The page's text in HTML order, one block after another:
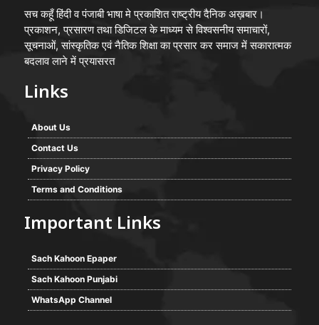
सच कहूँ हिंदी व पंजाबी भाषा मे प्रकाशित राष्ट्रीय दैनिक अख़बार।
प्रकाशन, प्रसारण तथा डिजिटल के माध्यम से विश्वसनीय समाचारों,
सूचनाओं, सांस्कृतिक एवं नैतिक शिक्षा का प्रसार कर समाज में सकारात्मक
बदलाव लाने में प्रयासरत
Links
About Us
Contact Us
Privacy Policy
Terms and Conditions
Important Links
Sach Kahoon Epaper
Sach Kahoon Punjabi
WhatsApp Channel